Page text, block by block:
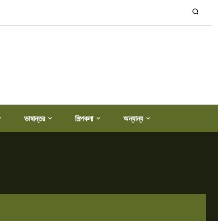
ভাষান্তর শিল্পকলা অন্যান্য